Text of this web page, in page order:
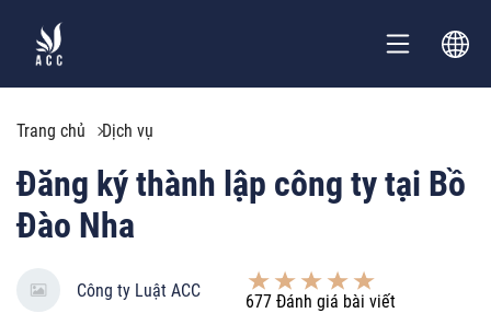
Trang chủ Dịch vụ
Đăng ký thành lập công ty tại Bồ
Đào Nha
Công ty Luật ACC
677 Đánh giá bài viết